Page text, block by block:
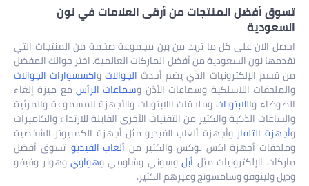
تسوق أفضل المنتجات من أرقى العلامات في نون
السعودية
احصل الآن على كل ما تريد من بين مجموعة ضخمة من المنتجات التي
تقدمها نون السعودية من أفضل الماركات العالمية. اختر جوالك المفضل
من قسم الإلكترونيات الذي يضم أحدث الجوالاتواكسسوارات الجوالات
والملحقات اللاسلكية وسماعات الأذن وسماعات الرأس مع ميزة إلغاء
الضوضاء واللابتوباتوملحقات اللابتوبات والأجهزة المسموعة والمرئية
والساعات الذكية والكثير من التقنيات الأخرى القابلة للارتداء والكاميرات
وأجهزة التلفاز وأجهزة ألعاب الفيديو مثل أجهزة الكمبيوتر الشخصية
وملحقات أجهزة اكس بوكس والكثير من ألعاب الفيديو. تسوق أفضل
ماركات الإلكترونيات مثل أبلوسوني وشاومي وهواويوهونر وفيفو
وديل ولينوفو وسامسونج وغيرهم الكثير.